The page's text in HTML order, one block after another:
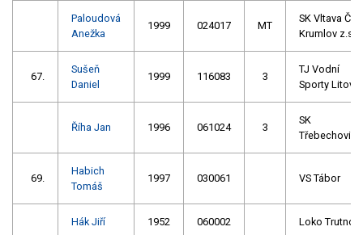
Paloudová
Anežka
1999 024017 MT
SK Vltava Č.
Krumlov z.s.
67.
Sušeň
Daniel
1999 116083 3
TJ Vodní
Sporty Litovel
Říha Jan 1996 061024 3
SK
Třebechovice
69.
Habich
Tomáš
1997 030061 VS Tábor
Hák Jiří 1952 060002 Loko Trutnov